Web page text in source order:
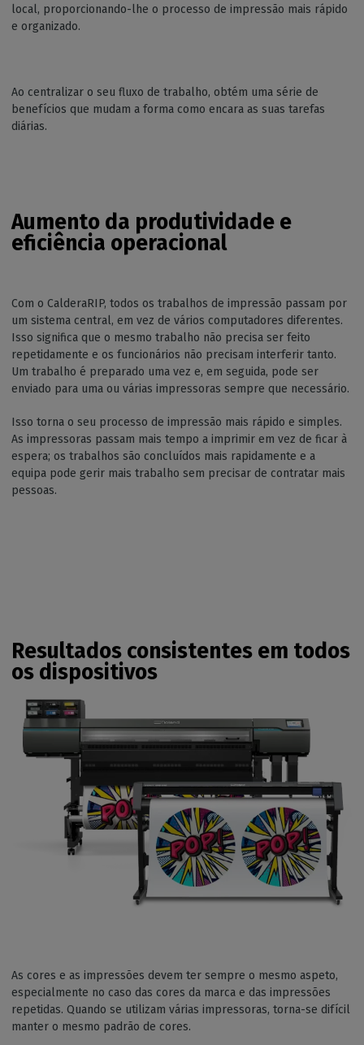
local, proporcionando-lhe o processo de impressão mais rápido
e organizado.
Ao centralizar o seu fluxo de trabalho, obtém uma série de
benefícios que mudam a forma como encara as suas tarefas
diárias.
Aumento da produtividade e
eficiência operacional
Com o CalderaRIP, todos os trabalhos de impressão passam por
um sistema central, em vez de vários computadores diferentes.
Isso significa que o mesmo trabalho não precisa ser feito
repetidamente e os funcionários não precisam interferir tanto.
Um trabalho é preparado uma vez e, em seguida, pode ser
enviado para uma ou várias impressoras sempre que necessário.
Isso torna o seu processo de impressão mais rápido e simples.
As impressoras passam mais tempo a imprimir em vez de ficar à
espera; os trabalhos são concluídos mais rapidamente e a
equipa pode gerir mais trabalho sem precisar de contratar mais
pessoas.
Resultados consistentes em todos
os dispositivos
As cores e as impressões devem ter sempre o mesmo aspeto,
especialmente no caso das cores da marca e das impressões
repetidas. Quando se utilizam várias impressoras, torna-se difícil
manter o mesmo padrão de cores.